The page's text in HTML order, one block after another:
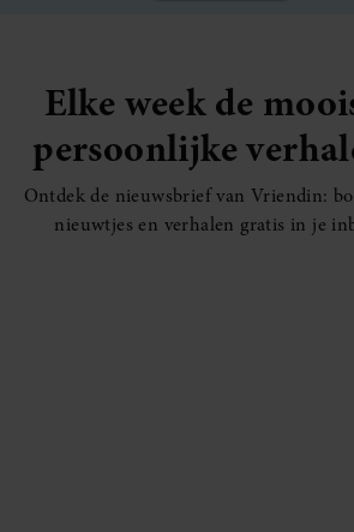
Elke week de
persoonlijke
Ontdek de nieuwsbrief van Vriendin:
nieuwtjes en verhalen gratis in je